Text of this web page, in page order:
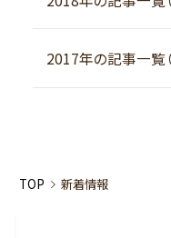
2017年の記事一覧（
TOP 新着情報